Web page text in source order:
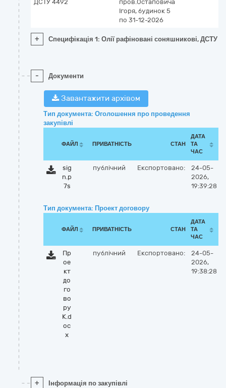
ДСТУ 4492
пров.Остаповича
Ігоря, будинок 5
по 31-12-2026
+ Специфікація 1: Олії рафіновані соняшникові, ДСТУ
- Документи
Завантажити архівом
Тип документа: Оголошення про проведення
закупівлі
ФАЙЛ ПРИВАТНІСТЬ СТАН
ДАТА
ТА
ЧАС
sig
n.p
7s
публічний Експортовано:
24-05-
2026,
19:39:28
Тип документа: Проект договору
ФАЙЛ ПРИВАТНІСТЬ СТАН
ДАТА
ТА
ЧАС
Пр
ое
кт
до
го
во
ру
К.d
oc
x
публічний Експортовано:
24-05-
2026,
19:38:28
+ Інформація по закупівлі